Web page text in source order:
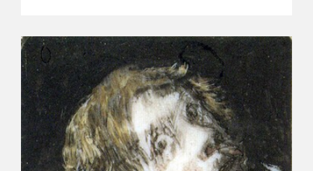
ARASAAC